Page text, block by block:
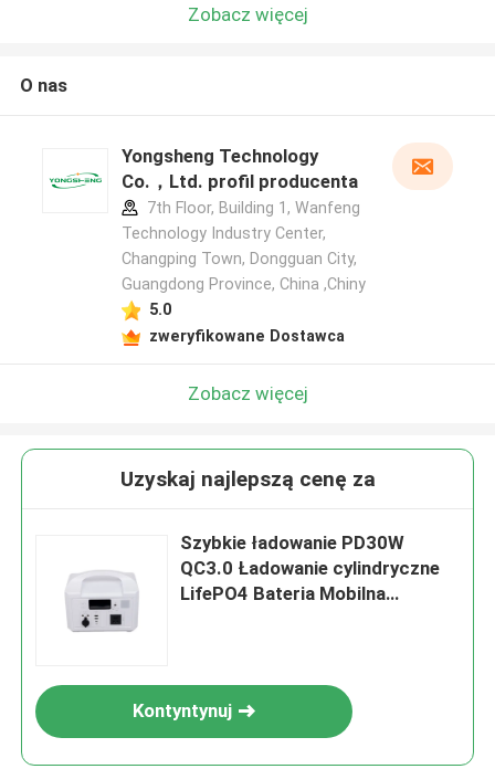
Zobacz więcej
O nas
Yongsheng Technology
Co.，Ltd. profil producenta
7th Floor, Building 1, Wanfeng
Technology Industry Center,
Changping Town, Dongguan City,
Guangdong Province, China ,Chiny
5.0
zweryfikowane Dostawca
Zobacz więcej
Uzyskaj najlepszą cenę za
Szybkie ładowanie PD30W
QC3.0 Ładowanie cylindryczne
LifePO4 Bateria Mobilna
Kontyntynuj